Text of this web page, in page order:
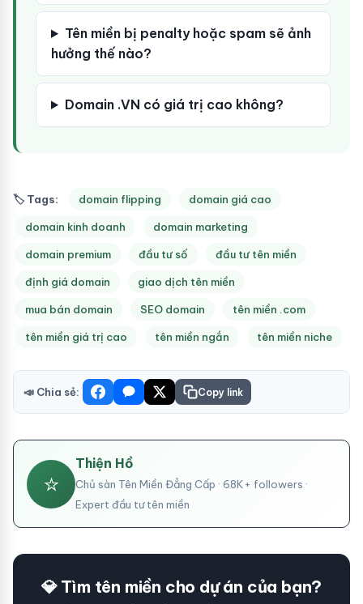
Tên miền bị penalty hoặc spam sẽ ảnh
hưởng thế nào?
Domain .VN có giá trị cao không?
🏷 Tags: domain flipping domain giá cao
domain kinh doanh domain marketing
domain premium đầu tư số đầu tư tên miền
định giá domain giao dịch tên miền
mua bán domain SEO domain tên miền .com
tên miền giá trị cao tên miền ngắn tên miền niche
📣 Chia sẻ: Copy link
⭐
Thiện Hồ
Chủ sàn Tên Miền Đẳng Cấp · 68K+ followers ·
Expert đầu tư tên miền
💎 Tìm tên miền cho dự án của bạn?